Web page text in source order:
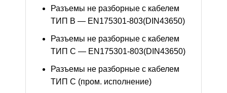
Разъемы не разборные с кабелем
ТИП B — EN175301-803(DIN43650)
Разъемы не разборные с кабелем
ТИП C — EN175301-803(DIN43650)
Разъемы не разборные с кабелем
ТИП C (пром. исполнение)